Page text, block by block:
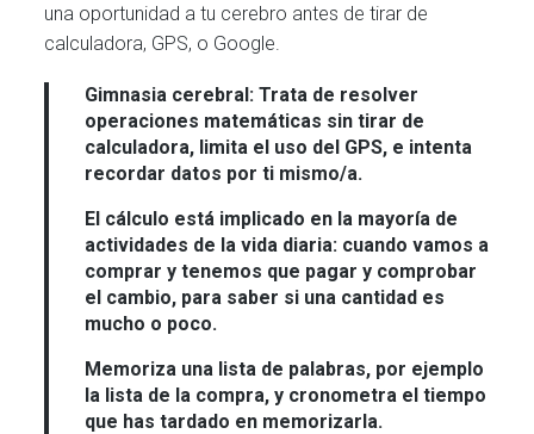
una oportunidad a tu cerebro antes de tirar de
calculadora, GPS, o Google.
Gimnasia cerebral: Trata de resolver
operaciones matemáticas sin tirar de
calculadora, limita el uso del GPS, e intenta
recordar datos por ti mismo/a.
El cálculo está implicado en la mayoría de
actividades de la vida diaria: cuando vamos a
comprar y tenemos que pagar y comprobar
el cambio, para saber si una cantidad es
mucho o poco.
Memoriza una lista de palabras, por ejemplo
la lista de la compra, y cronometra el tiempo
que has tardado en memorizarla.